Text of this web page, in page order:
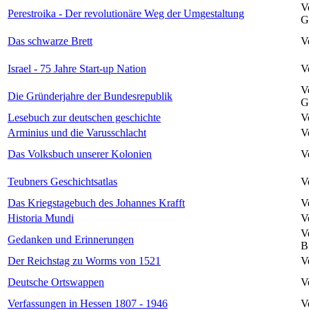
Perestroika - Der revolutionäre Weg der Umgestaltung
Das schwarze Brett
Israel - 75 Jahre Start-up Nation
Die Gründerjahre der Bundesrepublik
Lesebuch zur deutschen geschichte
Arminius und die Varusschlacht
Das Volksbuch unserer Kolonien
Teubners Geschichtsatlas
Das Kriegstagebuch des Johannes Krafft
Historia Mundi
Gedanken und Erinnerungen
Der Reichstag zu Worms von 1521
Deutsche Ortswappen
Verfassungen in Hessen 1807 - 1946